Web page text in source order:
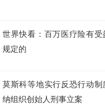
世界快看：百万医疗险有受
规定的
莫斯科等地实行反恐行动制
纳组织创始人刑事立案